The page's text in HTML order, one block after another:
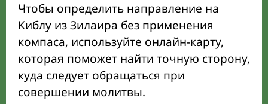
Чтобы определить направление на
Киблу из Зилаира без применения
компаса, используйте онлайн-карту,
которая поможет найти точную сторону,
куда следует обращаться при
совершении молитвы.